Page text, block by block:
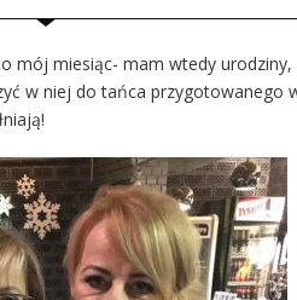
miesiąc- mam wtedy
w niej do tańca przygotowanego